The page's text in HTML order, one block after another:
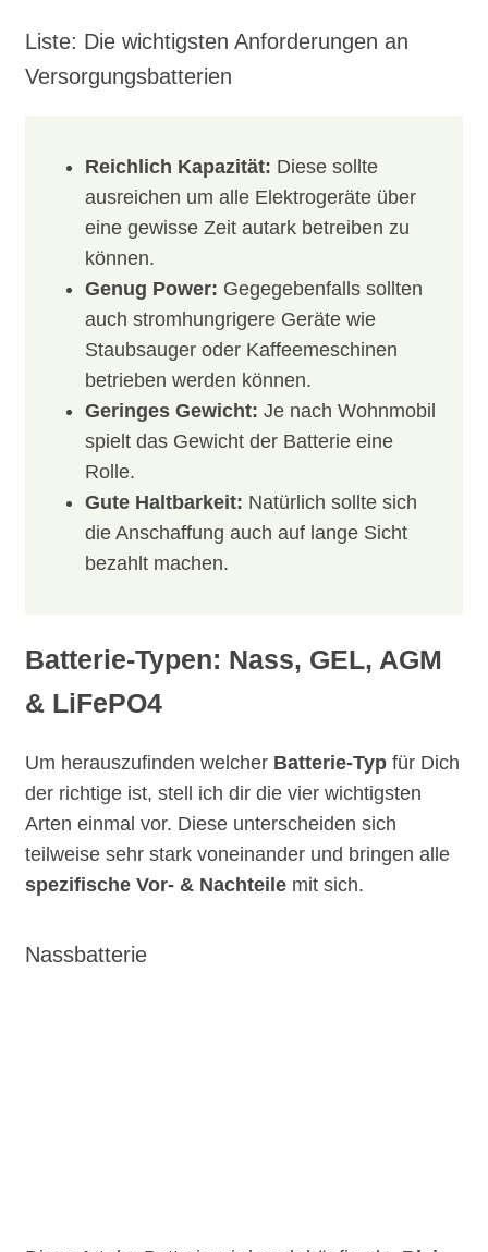
Liste: Die wichtigsten Anforderungen an
Versorgungsbatterien
Reichlich Kapazität: Diese sollte
ausreichen um alle Elektrogeräte über
eine gewisse Zeit autark betreiben zu
können.
Genug Power: Gegegebenfalls sollten
auch stromhungrigere Geräte wie
Staubsauger oder Kaffeemeschinen
betrieben werden können.
Geringes Gewicht: Je nach Wohnmobil
spielt das Gewicht der Batterie eine
Rolle.
Gute Haltbarkeit: Natürlich sollte sich
die Anschaffung auch auf lange Sicht
bezahlt machen.
Batterie-Typen: Nass, GEL, AGM
& LiFePO4
Um herauszufinden welcher Batterie-Typ für Dich
der richtige ist, stell ich dir die vier wichtigsten
Arten einmal vor. Diese unterscheiden sich
teilweise sehr stark voneinander und bringen alle
spezifische Vor- & Nachteile mit sich.
Nassbatterie